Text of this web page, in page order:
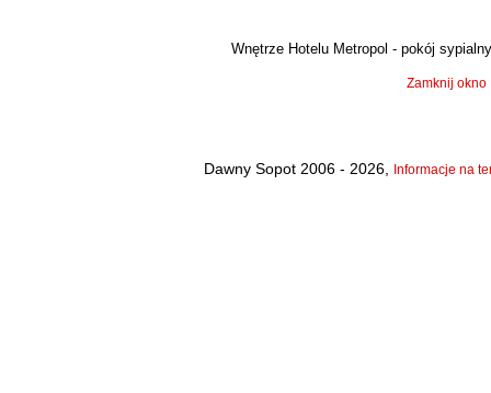
Wnętrze Hotelu Metropol - pokój
Zamknij okno
Dawny Sopot 2006 - 2026, Informacje na